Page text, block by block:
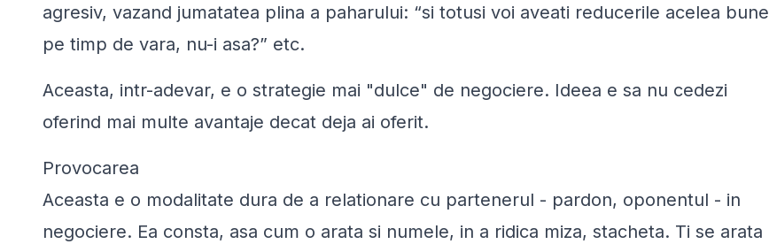
agresiv, vazand jumatatea plina a paharului: “si totusi voi aveati reducerile acelea bune
pe timp de vara, nu-i asa?” etc.
Aceasta, intr-adevar, e o strategie mai "dulce" de negociere. Ideea e sa nu cedezi
oferind mai multe avantaje decat deja ai oferit.
Provocarea
Aceasta e o modalitate dura de a relationare cu partenerul - pardon, oponentul - in
negociere. Ea consta, asa cum o arata si numele, in a ridica miza, stacheta. Ti se arata